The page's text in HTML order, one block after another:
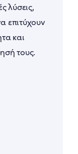
λύσεις,
επιτύχουν
και
τους.